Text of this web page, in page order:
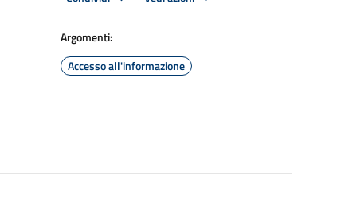
Argomenti:
Accesso all'informazione